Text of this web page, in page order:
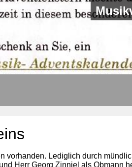
vorhanden. Lediglich durch
Herr Georg Zinniel als Obmann